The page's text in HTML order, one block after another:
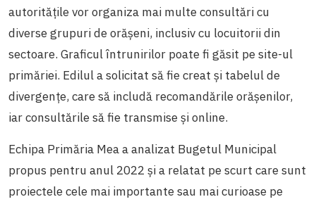
autoritățile vor organiza mai multe consultări cu
diverse grupuri de orășeni, inclusiv cu locuitorii din
sectoare. Graficul întrunirilor poate fi găsit pe site-ul
primăriei. Edilul a solicitat să fie creat și tabelul de
divergențe, care să includă recomandările orășenilor,
iar consultările să fie transmise și online.
Echipa Primăria Mea a analizat Bugetul Municipal
propus pentru anul 2022 și a relatat pe scurt care sunt
proiectele cele mai importante sau mai curioase pe